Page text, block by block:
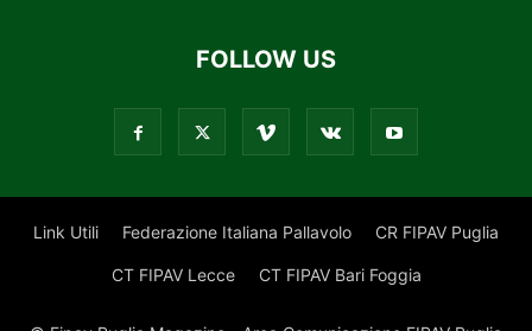
FOLLOW US
Link Utili Federazione Italiana Pallavolo CR FIPAV Puglia
CT FIPAV Lecce CT FIPAV Bari Foggia